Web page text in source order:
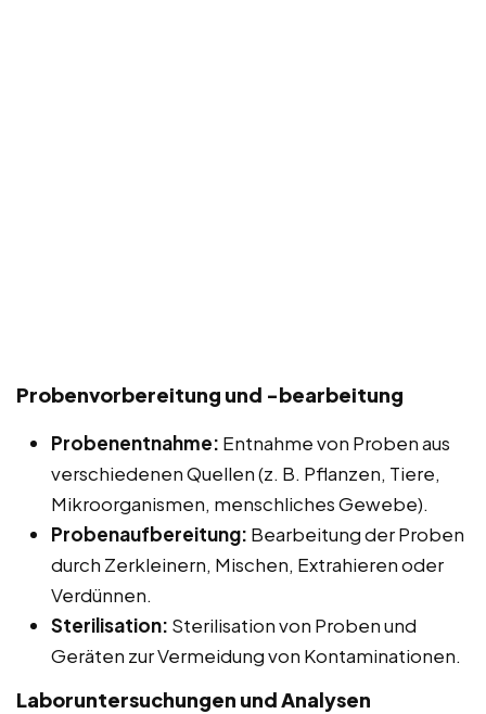
Probenvorbereitung und -bearbeitung
Probenentnahme: Entnahme von Proben aus
verschiedenen Quellen (z. B. Pflanzen, Tiere,
Mikroorganismen, menschliches Gewebe).
Probenaufbereitung: Bearbeitung der Proben
durch Zerkleinern, Mischen, Extrahieren oder
Verdünnen.
Sterilisation: Sterilisation von Proben und
Geräten zur Vermeidung von Kontaminationen.
Laboruntersuchungen und Analysen